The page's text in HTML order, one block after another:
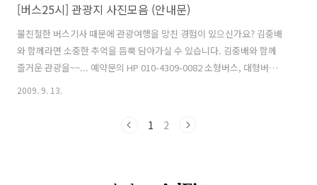
[버스25시] 관광지 사진모음 (안내문)
불친절한 버스기사 때문에 관광여행을 망친 경험이 있으신가요? 김중배
와 함께라면 소중한 추억을 듬뿍 담아가실 수 있습니다. 김중배와 함께
즐거운 관광을~~... 예약문의 HP 010-4309-0082 소형버스, 대형버스,
전세버스, 관광버스, 야유회, 등산, 낚시, 스키장, 골프장, 버스대절문의,
각종모임, 행사, 관광 여행정보, 결혼식, OT, MT, 25인승, 45인승 버스
2009. 9. 13.
1 2